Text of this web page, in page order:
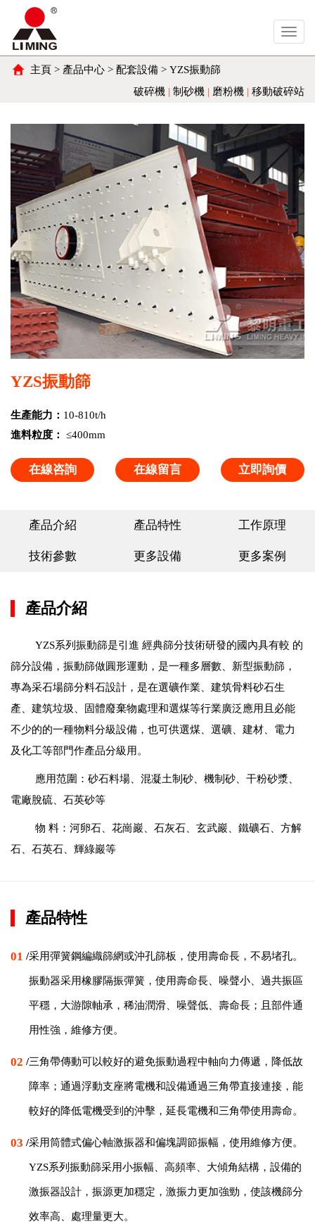
主頁 > 產品中心 > 配套設備 > YZS振動篩
破碎機 | 制砂機 | 磨粉機 | 移動破碎站
YZS振動篩
生產能力： 10-810t/h
進料粒度：
≤400mm
在線咨詢 在線留言 立即詢價
產品介紹 產品特性 工作原理
技術參數 更多設備 更多案例
產品介紹
YZS系列振動篩是引進 經典篩分技術研發的國內具有較 的
篩分設備，振動篩做圓形運動，是一種多層數、新型振動篩，
專為采石場篩分料石設計，是在選礦作業、建筑骨料砂石生
產、建筑垃圾、固體廢棄物處理和選煤等行業廣泛應用且必能
不少的的一種物料分級設備，也可供選煤、選礦、建材、電力
及化工等部門作產品分級用。
應用范圍：砂石料場、混凝土制砂、機制砂、干粉砂漿、
電廠脫硫、石英砂等
物 料：河卵石、花崗巖、石灰石、玄武巖、鐵礦石、方解
石、石英石、輝綠巖等
產品特性
01 /采用彈簧鋼編織篩網或沖孔篩板，使用壽命長，不易堵孔。
振動器采用橡膠隔振彈簧，使用壽命長、噪聲小、過共振區
平穩，大游隙軸承，稀油潤滑、噪聲低、壽命長；且部件通
用性強，維修方便。
02 /三角帶傳動可以較好的避免振動過程中軸向力傳遞，降低故
障率；通過浮動支座將電機和設備通過三角帶直接連接，能
較好的降低電機受到的沖擊，延長電機和三角帶使用壽命。
03 /采用筒體式偏心軸激振器和偏塊調節振幅，使用維修方便。
YZS系列振動篩采用小振幅、高頻率、大傾角結構，設備的
激振器設計，振源更加穩定，激振力更加強勁，使該機篩分
效率高、處理量更大。